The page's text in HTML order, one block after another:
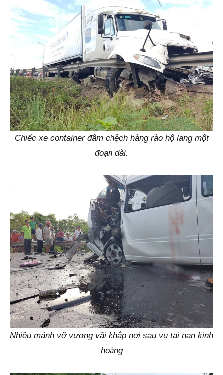
Chiếc xe container đâm chệch hàng rào hộ lang một
đoạn dài.
Nhiều mảnh vỡ vương vãi khắp nơi sau vụ tai nạn kinh
hoàng